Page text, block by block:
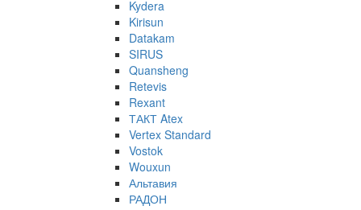
Kydera
Kirisun
Datakam
SIRUS
Quansheng
Retevis
Rexant
ТАКТ Atex
Vertex Standard
Vostok
Wouxun
Альтавия
РАДОН